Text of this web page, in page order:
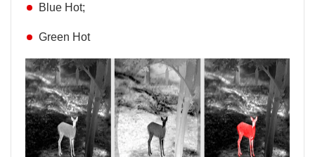
Blue Hot;
Green Hot